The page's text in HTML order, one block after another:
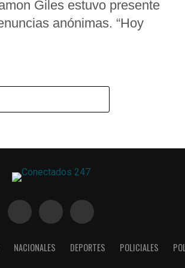
Giles estuvo presente
anónimas. “Hoy
NACIONALES DEPORTES POLICIALES